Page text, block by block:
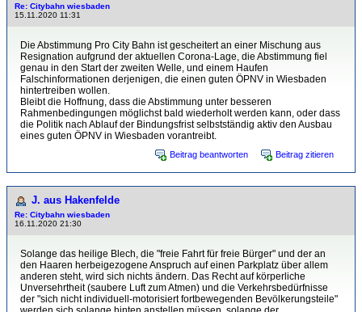
Re: Citybahn wiesbaden
15.11.2020 11:31
Die Abstimmung Pro City Bahn ist gescheitert an einer Mischung aus
Resignation aufgrund der aktuellen Corona-Lage, die Abstimmung fiel
genau in den Start der zweiten Welle, und einem Haufen
Falschinformationen derjenigen, die einen guten ÖPNV in Wiesbaden
hintertreiben wollen.
Bleibt die Hoffnung, dass die Abstimmung unter besseren
Rahmenbedingungen möglichst bald wiederholt werden kann, oder dass
die Politik nach Ablauf der Bindungsfrist selbstständig aktiv den Ausbau
eines guten ÖPNV in Wiesbaden vorantreibt.
Beitrag beantworten Beitrag zitieren
J. aus Hakenfelde
Re: Citybahn wiesbaden
16.11.2020 21:30
Solange das heilige Blech, die "freie Fahrt für freie Bürger" und der an
den Haaren herbeigezogene Anspruch auf einen Parkplatz über allem
anderen steht, wird sich nichts ändern. Das Recht auf körperliche
Unversehrtheit (saubere Luft zum Atmen) und die Verkehrsbedürfnisse
der "sich nicht individuell-motorisiert fortbewegenden Bevölkerungsteile"